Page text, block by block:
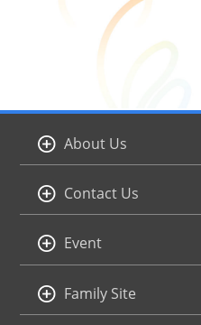
About Us
Contact Us
Event
Family Site